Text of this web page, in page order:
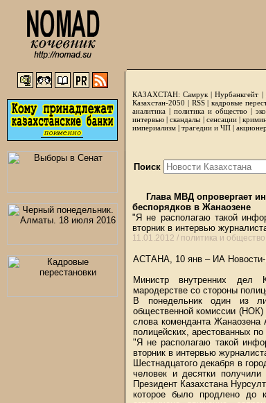
КАЗАХСТАН: Самрук |Нурбанкгейт |
Казахстан-2050 | RSS|кадровые
аналитика | политика и общество |
интервью |скандалы | сенсации|
империализм | трагедии и ЧП |
Поиск
Глава МВД опровергает
беспорядков в Жанаозене
"Я не располагаю такой
вторник в интервью
11.01.2012 / политика и общество
АСТАНА, 10 янв – ИА Новости-
Министр внутренних дел
мародерстве со стороны
В понедельник один из
общественной комиссии
слова коменданта
полицейских, арестованных
"Я не располагаю такой
вторник в интервью
Шестнадцатого декабря в
человек и десятки
Президент Казахстана
которое было продлено до